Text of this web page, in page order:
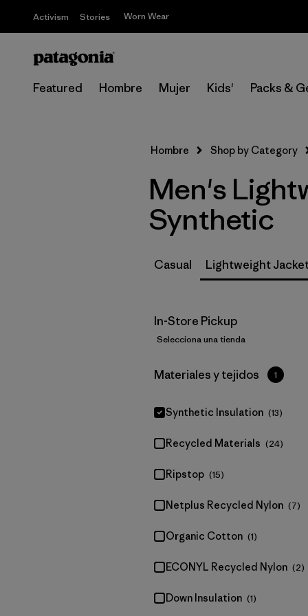
Activism Stories Worn Wear
Featured Hombre Mujer Kids' Packs &
Hombre Shop by Category
Men's
Synthetic
Casual Lightweight
In-Store Pickup
Selecciona una tienda
Filtrar por
Materiales y tejidos 1
Synthetic Insulation (13)
Recycled Materials (24)
Ripstop (15)
Netplus Recycled Nylon (7)
Organic Cotton (1)
ECONYL Recycled Nylon (2)
Down Insulation (1)